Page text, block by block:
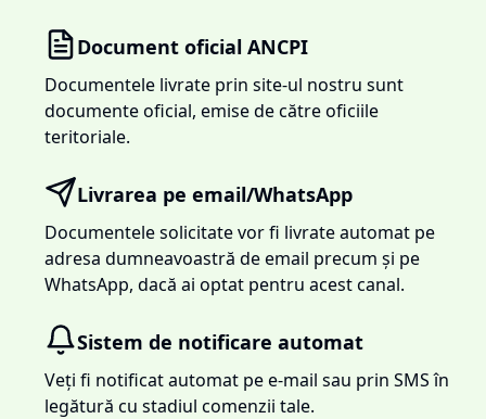
Document oficial ANCPI
Documentele livrate prin site-ul nostru sunt
documente oficial, emise de către oficiile
teritoriale.
Livrarea pe email/WhatsApp
Documentele solicitate vor fi livrate automat pe
adresa dumneavoastră de email precum și pe
WhatsApp, dacă ai optat pentru acest canal.
Sistem de notificare automat
Veți fi notificat automat pe e-mail sau prin SMS în
legătură cu stadiul comenzii tale.